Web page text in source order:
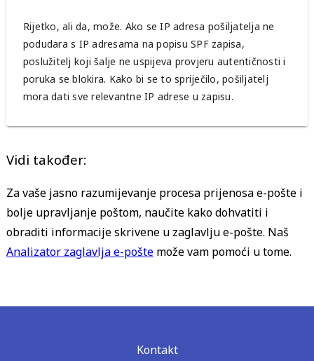
Rijetko, ali da, može. Ako se IP adresa pošiljatelja ne
podudara s IP adresama na popisu SPF zapisa,
poslužitelj koji šalje ne uspijeva provjeru autentičnosti i
poruka se blokira. Kako bi se to spriječilo, pošiljatelj
mora dati sve relevantne IP adrese u zapisu.
Vidi također:
Za vaše jasno razumijevanje procesa prijenosa e-pošte i
bolje upravljanje poštom, naučite kako dohvatiti i
obraditi informacije skrivene u zaglavlju e-pošte. Naš
Analizator zaglavlja e-poštemože vam pomoći u tome.
Kontakt